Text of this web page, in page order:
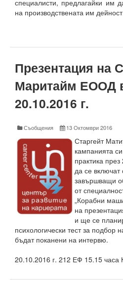
Периодични издания
Месец на науката 2021
Начало
Електротехнически
Факултет по изчислителна
Машинно-технологичен
Корабостроителен
Добруджански
Месец на науката 2022
Начало
Научноизследователски
специалисти, предлагайки им
на производствената им
Презентация на
Маритайм ЕООД
20.10.2016 г.
Съобщения 13 Октомври 2016
Старгейт
кампанията
практика
да се включат
завършващи
от
„Корабни
на
и ще се
психологически тест за подбор
бъдат поканени на интервю.
20.10.2016 г. 212 ЕФ 15.15 часа